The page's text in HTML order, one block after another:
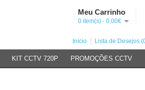
Meu Carrinho
0 item(s) - 0,00€
Início Lista de Desejos
KIT CCTV 720P PROMOÇÕES CCTV